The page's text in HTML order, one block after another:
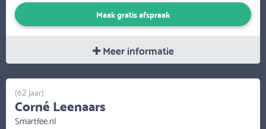
Maak gratis afspraak
Meer informatie
(62 jaar)
Corné Leenaars
Smartfee.nl